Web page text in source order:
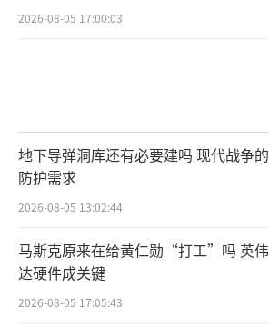
2026-08-05 17:00:03
地下导弹洞库还有必要建吗 现代战争的
防护需求
2026-08-05 13:02:44
马斯克原来在给黄仁勋“打工”吗 英伟
达硬件成关键
2026-08-05 17:05:43